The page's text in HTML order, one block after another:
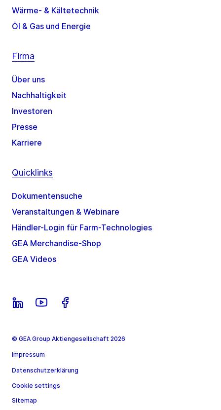
Wärme- & Kältetechnik
Öl & Gas und Energie
Firma
Über uns
Nachhaltigkeit
Investoren
Presse
Karriere
Quicklinks
Dokumentensuche
Veranstaltungen & Webinare
Händler-Login für Farm-Technologies
GEA Merchandise-Shop
GEA Videos
© GEA Group Aktiengesellschaft 2026
Impressum
Datenschutzerklärung
Cookie settings
Sitemap